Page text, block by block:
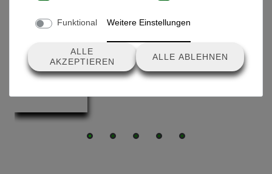
Radbuchse (2 St.)
9,90 € *
Funktional Weitere Einstellungen
ALLE
AKZEPTIEREN
ALLE ABLEHNEN